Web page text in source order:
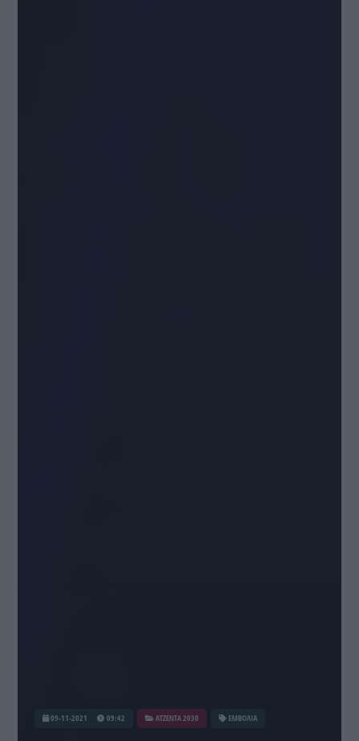
09-11-2021 09:42 ATZENTA 2030 ΕΜΒΟΛΙΑ